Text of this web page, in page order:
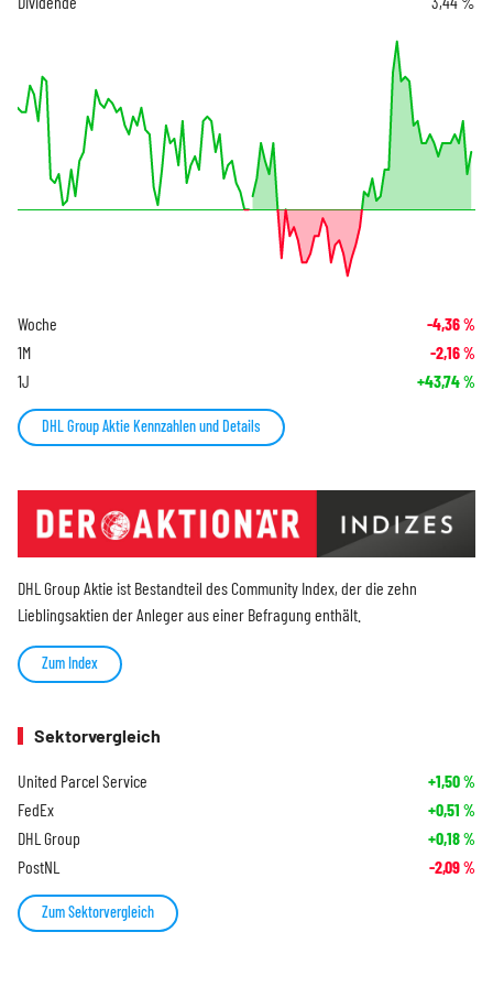
Woche -4,36%
1M -2,16%
1J +43,74%
DHL Group Aktie Kennzahlen und Details
DHL Group Aktie ist Bestandteil des Community Index, der die zehn
Lieblingsaktien der Anleger aus einer Befragung enthält.
Zum Index
Sektorvergleich
United Parcel Service +1,50%
FedEx +0,51 %
DHL Group +0,18%
PostNL -2,09%
Zum Sektorvergleich